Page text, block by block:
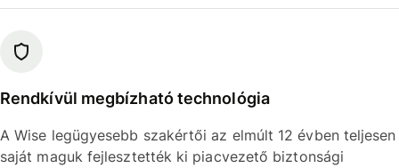
Rendkívül megbízható technológia
A Wise legügyesebb szakértői az elmúlt 12 évben teljesen
saját maguk fejlesztették ki piacvezető biztonsági